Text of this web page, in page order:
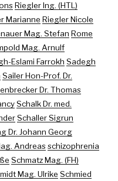
Riegler Ing. (HTL)
Marianne Riegler Nicole
Mag. Stefan Rome
Mag. Arnulf
Eslami Farrokh Sadegh
Sailer Hon-Prof. Dr.
Dr. Thomas
Schalk Dr. med.
Schaller Sigrun
Dr. Johann Georg
Andreasschizophrenia
Schmatz Mag. (FH)
Mag. Ulrike Schmied